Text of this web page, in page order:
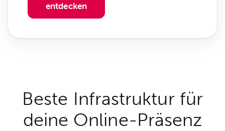
entdecken
Beste Infrastruktur für
deine Online-Präsenz